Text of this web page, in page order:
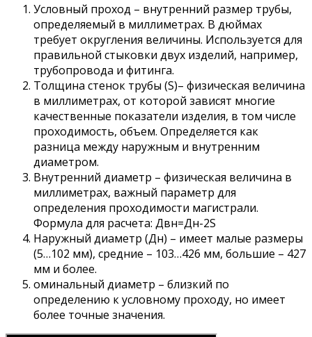
Условный проход – внутренний размер трубы,
определяемый в миллиметрах. В дюймах
требует округления величины. Используется для
правильной стыковки двух изделий, например,
трубопровода и фитинга.
Толщина стенок трубы (S)– физическая величина
в миллиметрах, от которой зависят многие
качественные показатели изделия, в том числе
проходимость, объем. Определяется как
разница между наружным и внутренним
диаметром.
Внутренний диаметр – физическая величина в
миллиметрах, важный параметр для
определения проходимости магистрали.
Формула для расчета: Двн=Дн-2S
Наружный диаметр (Дн) – имеет малые размеры
(5…102 мм), средние – 103…426 мм, большие – 427
мм и более.
оминальный диаметр – близкий по
определению к условному проходу, но имеет
более точные значения.